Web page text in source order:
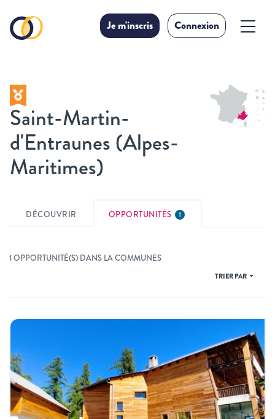
Je m'inscris Connexion
Saint-Martin-
d'Entraunes (Alpes-
Maritimes)
DÉCOUVRIR OPPORTUNITÉS 1
1 OPPORTUNITÉ(S) DANS LA COMMUNES
TRIER PAR